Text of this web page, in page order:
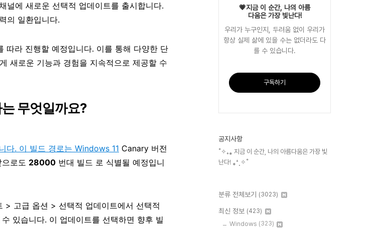
에 새로운 선택적 업데이트를 출시합니다.
의 일환입니다.
따라 진행할 예정입니다. 이를 통해 다양한 단
새로운 기능과 경험을 지속적으로 제공할 수
무엇일까요?
다. 이 빌드 경로는 Windows 11 Canary 버전
로도 28000 번대 빌드 로 식별될 예정입니
고급 옵션 > 선택적 업데이트에서 선택적
있습니다. 이 업데이트를 선택하면 향후 빌
💗지금 이 순간, 나의 아름
다움은 가장 빛난다!
우리가 누구인지, 두려움 없이 우리가
항상 실제 삶에 있을 수는 없더라도 다
를 수 있습니다.
구독하기
공지사항
˚✧₊⁎ 지금 이 순간, 나의 아름다움은 가장 빛
난다! ⁎⁺˳✧˚
분류 전체보기 (3023)
최신 정보 (423)
Windows (323)